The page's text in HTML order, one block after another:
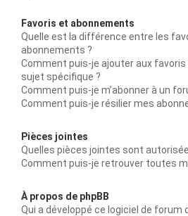
Favoris et abonnements
Quelle est la différence entre les
abonnements ?
Comment puis-je ajouter aux favoris
sujet spécifique ?
Comment puis-je m’abonner à un
Comment puis-je résilier mes
Pièces jointes
Quelles pièces jointes sont
Comment puis-je retrouver toutes
À propos de phpBB
Qui a développé ce logiciel de forum